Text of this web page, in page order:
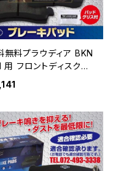
無料プラウディア BKN
ディスクブ
キパッド左右 PA444
ＡＣ）/専用グリス付